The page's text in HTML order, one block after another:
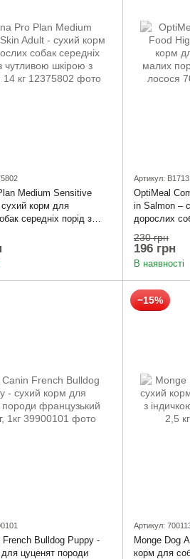
Medium Sensitive
корм для
середніх порід з
з лососем 14 кг
Артикул:
OptiMeal
in Salmon –
дорослих
високим
230 грн
196 грн
В наявності
French Bulldog Puppy -
цуценят породи
−15%
Артикул:
Monge Dog
корм для